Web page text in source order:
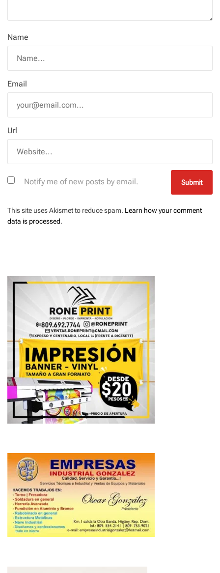
Name
Email
Url
Notify me of new posts by email.
This site uses Akismet to reduce spam. Learn how your comment
data is processed.